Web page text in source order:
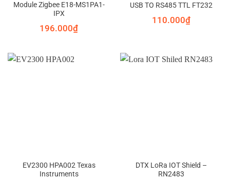
Module Zigbee E18-MS1PA1-
IPX
196.000₫
USB TO RS485 TTL FT232
110.000₫
EV2300 HPA002 Texas
Instruments
DTX LoRa IOT Shield –
RN2483